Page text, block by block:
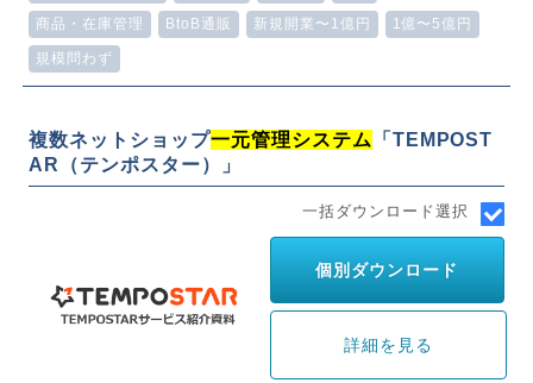
商品・在庫管理 BtoB通販 新規開業〜1億円 1億〜5億円
規模問わず
複数ネットショップ一元管理システム 「TEMPOST
AR（テンポスター）」
一括ダウンロード選択
個別ダウンロード
詳細を見る